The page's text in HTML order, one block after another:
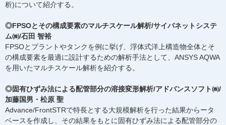
析)について紹介する。
◎FPSOとその構成要素のマルチスケール解析/サイバネットシステ
ム㈱/石田 智裕
FPSOとプラントやタンクを例に挙げ、浮体式洋上構造物全体とそ
の構成要素を最適に設計するための解析手法として、ANSYS AQWA
を用いたマルチスケール解析を紹介する。
◎固有ひずみ法による配管部分の溶接変形解析/アドバンスソフト㈱/
加藤国男・松原 聖
Advance/FrontSTRで特長とする大規模解析を行った結果からータ
ベースを作成し、その結果をもとに固有ひずみ法による配管部分の